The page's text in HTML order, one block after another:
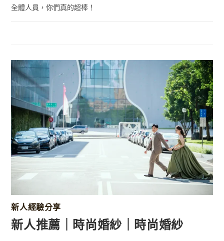
全體人員，你們真的超棒！
新人經驗分享
新人推薦｜時尚婚紗｜時尚婚紗